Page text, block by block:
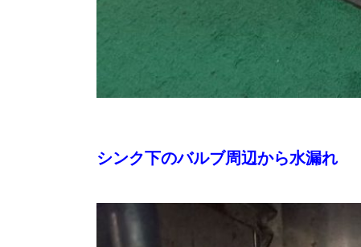
シンク下のバルブ周辺から水漏れ